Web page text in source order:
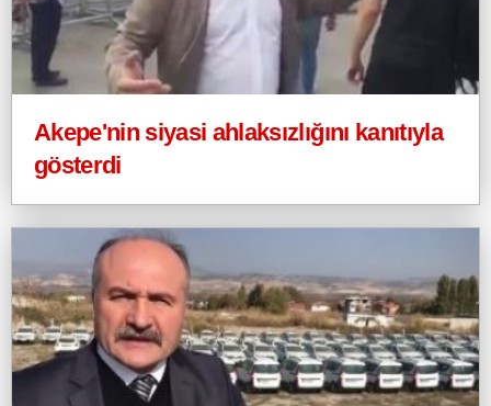
Akepe'nin siyasi ahlaksızlığını kanıtıyla
gösterdi